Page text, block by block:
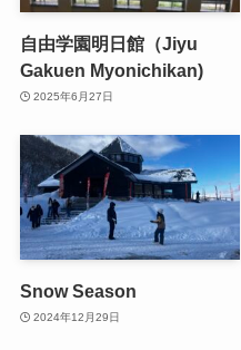
自由学園明日館（Jiyu
Gakuen Myonichikan)
2025年6月27日
Snow Season
2024年12月29日